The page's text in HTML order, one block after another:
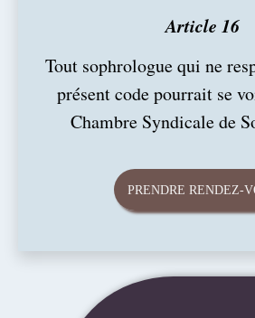
Article 16
Tout sophrologue qui ne
présent code pourrait se
Chambre Syndicale de
PRENDRE RENDEZ-